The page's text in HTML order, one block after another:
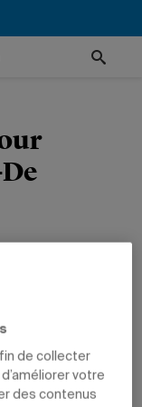
de collecter
votre
des contenus